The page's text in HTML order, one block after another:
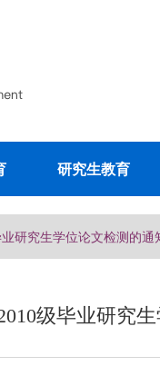
研究生教育
研究生学位论文检测的通
级毕业研究